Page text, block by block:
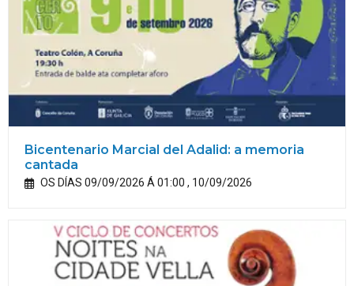
Bicentenario Marcial del Adalid: a memoria
cantada
OS DÍAS 09/09/2026 Á 01:00 , 10/09/2026